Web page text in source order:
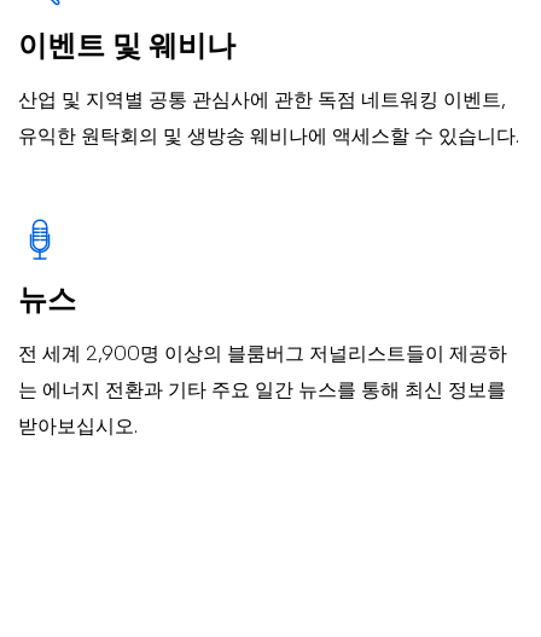
이벤트 및 웨비나
산업 및 지역별 공통 관심사에 관한 독점 네트워킹 이벤트,
유익한 원탁회의 및 생방송 웨비나에 액세스할 수 있습니다.
뉴스
전 세계 2,900명 이상의 블룸버그 저널리스트들이 제공하
는 에너지 전환과 기타 주요 일간 뉴스를 통해 최신 정보를
받아보십시오.